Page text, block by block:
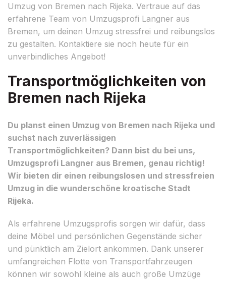
Umzug von Bremen nach Rijeka. Vertraue auf das
erfahrene Team von Umzugsprofi Langner aus
Bremen, um deinen Umzug stressfrei und reibungslos
zu gestalten. Kontaktiere sie noch heute für ein
unverbindliches Angebot!
Transportmöglichkeiten von
Bremen nach Rijeka
Du planst einen Umzug von Bremen nach Rijeka und
suchst nach zuverlässigen
Transportmöglichkeiten? Dann bist du bei uns,
Umzugsprofi Langner aus Bremen, genau richtig!
Wir bieten dir einen reibungslosen und stressfreien
Umzug in die wunderschöne kroatische Stadt
Rijeka.
Als erfahrene Umzugsprofis sorgen wir dafür, dass
deine Möbel und persönlichen Gegenstände sicher
und pünktlich am Zielort ankommen. Dank unserer
umfangreichen Flotte von Transportfahrzeugen
können wir sowohl kleine als auch große Umzüge